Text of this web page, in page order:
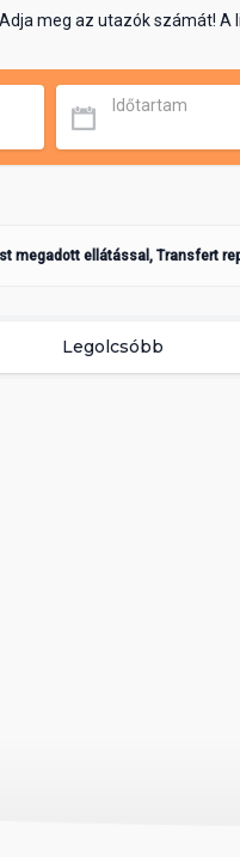
Adja meg az utazók számát! A
Időtartam
megadott ellátással, Transfert
Legolcsóbb